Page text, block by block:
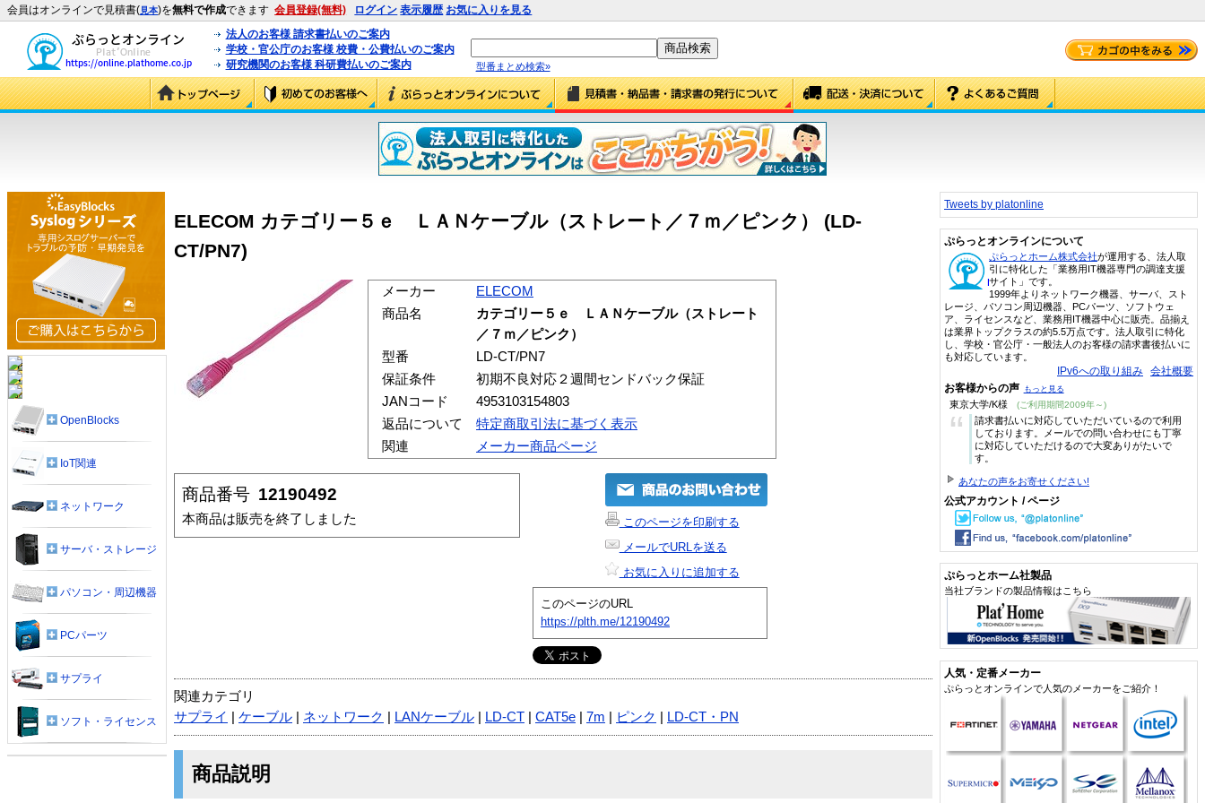
会員はオンラインで見積書(見本)を無料で作成できます 会員登録(無料) ログイン 表示履歴 お気に入りを見る
法人のお客様 請求書払いのご案内
学校・官公庁のお客様 校費・公費払いのご案内
研究機関のお客様 科研費払いのご案内
型番まとめ検索»
ELECOM カテゴリー５ｅ ＬＡＮケーブル（ストレート／７ｍ／ピンク） (LD-
CT/PN7)
メーカー
ELECOM
商品名
カテゴリー５ｅ ＬＡＮケーブル（ストレート
／７ｍ／ピンク）
型番
LD-CT/PN7
保証条件
初期不良対応２週間センドバック保証
JANコード
4953103154803
返品について
特定商取引法に基づく表示
関連
メーカー商品ページ
商品番号 12190492
本商品は販売を終了しました
このページを印刷する
メールでURLを送る
お気に入りに追加する
このページのURL
https://plth.me/12190492
関連カテゴリ
サプライ
ケーブル ネットワーク LANケーブル LD-CT CAT5e 7m ピンク LD-CT・PN
商品説明
OpenBlocks
IoT関連
ネットワーク
サーバ・ストレージ
パソコン・周辺機器
PCパーツ
サプライ
ソフト・ライセンス
Tweets by platonline
ぷらっとオンラインについて
ぷらっとホーム株式会社が運用する、法人取
引に特化した「業務用IT機器専門の調達支援
サイト」です。
1999年よりネットワーク機器、サーバ、スト
レージ、パソコン周辺機器、PCパーツ、ソフトウェ
ア、ライセンスなど、業務用IT機器中心に販売。品揃え
は業界トップクラスの約5.5万点です。法人取引に特化
し、学校・官公庁・一般法人のお客様の請求書後払いに
も対応しています。
IPv6への取り組み 会社概要
お客様からの声 もっと見る
東京大学/K様 (ご利用期間2009年～)
“
請求書払いに対応していただいているので利用
しております。メールでの問い合わせにも丁寧
に対応していただけるので大変ありがたいで
す。
あなたの声をお寄せください!
公式アカウント / ページ
ぷらっとホーム社製品
当社ブランドの製品情報はこちら
人気・定番メーカー
ぷらっとオンラインで人気のメーカーをご紹介！